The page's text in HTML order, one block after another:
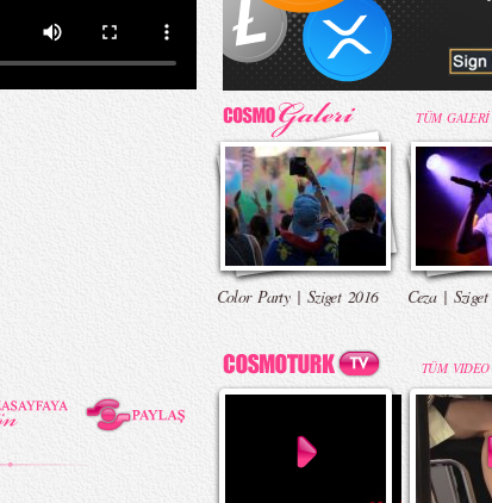
TÜM
Color Party | Sziget 2016 Ceza |
TÜM